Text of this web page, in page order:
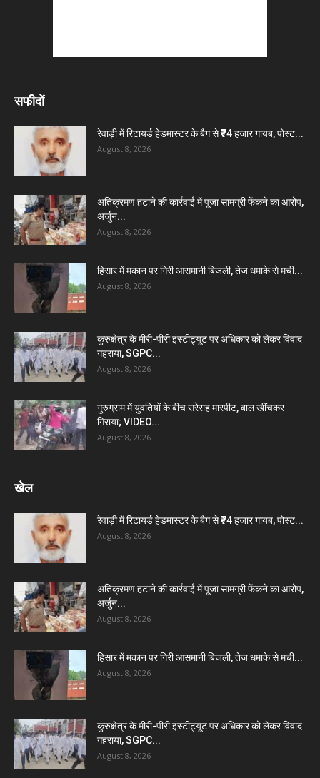
सफीदों
रेवाड़ी में रिटायर्ड हेडमास्टर के बैग से ₹74 हजार गायब, पोस्ट...
August 8, 2026
अतिक्रमण हटाने की कार्रवाई में पूजा सामग्री फेंकने का आरोप,
अर्जुन...
August 8, 2026
हिसार में मकान पर गिरी आसमानी बिजली, तेज धमाके से मची...
August 8, 2026
कुरुक्षेत्र के मीरी-पीरी इंस्टीट्यूट पर अधिकार को लेकर विवाद
गहराया, SGPC...
August 8, 2026
गुरुग्राम में युवतियों के बीच सरेराह मारपीट, बाल खींचकर
गिराया; VIDEO...
August 8, 2026
खेल
रेवाड़ी में रिटायर्ड हेडमास्टर के बैग से ₹74 हजार गायब, पोस्ट...
August 8, 2026
अतिक्रमण हटाने की कार्रवाई में पूजा सामग्री फेंकने का आरोप,
अर्जुन...
August 8, 2026
हिसार में मकान पर गिरी आसमानी बिजली, तेज धमाके से मची...
August 8, 2026
कुरुक्षेत्र के मीरी-पीरी इंस्टीट्यूट पर अधिकार को लेकर विवाद
गहराया, SGPC...
August 8, 2026